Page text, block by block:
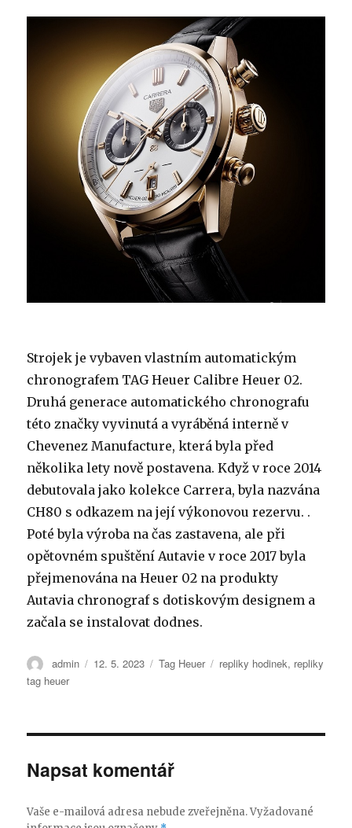
Strojek je vybaven vlastním automatickým
chronografem TAG Heuer Calibre Heuer 02.
Druhá generace automatického chronografu
této značky vyvinutá a vyráběná interně v
Chevenez Manufacture, která byla před
několika lety nově postavena. Když v roce 2014
debutovala jako kolekce Carrera, byla nazvána
CH80 s odkazem na její výkonovou rezervu. .
Poté byla výroba na čas zastavena, ale při
opětovném spuštění Autavie v roce 2017 byla
přejmenována na Heuer 02 na produkty
Autavia chronograf s dotiskovým designem a
začala se instalovat dodnes.
Autor:
admin Publikováno:
12. 5. 2023 Rubriky:
Tag Heuer Štítky:
repliky hodinek, repliky
tag heuer
Napsat komentář
Vaše e-mailová adresa nebude zveřejněna. Vyžadované